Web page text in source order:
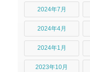
2024年7月
2024年4月
2024年1月
2023年10月